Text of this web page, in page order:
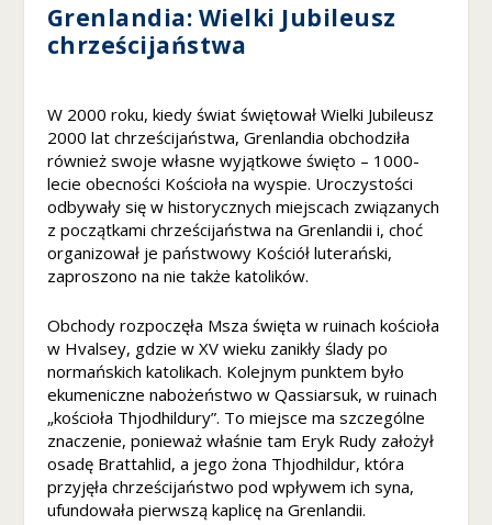
Grenlandia: Wielki Jubileusz
chrześcijaństwa
W 2000 roku, kiedy świat świętował Wielki Jubileusz
2000 lat chrześcijaństwa, Grenlandia obchodziła
również swoje własne wyjątkowe święto – 1000-
lecie obecności Kościoła na wyspie. Uroczystości
odbywały się w historycznych miejscach związanych
z początkami chrześcijaństwa na Grenlandii i, choć
organizował je państwowy Kościół luterański,
zaproszono na nie także katolików.
Obchody rozpoczęła Msza święta w ruinach kościoła
w Hvalsey, gdzie w XV wieku zanikły ślady po
normańskich katolikach. Kolejnym punktem było
ekumeniczne nabożeństwo w Qassiarsuk, w ruinach
„kościoła Thjodhildury”. To miejsce ma szczególne
znaczenie, ponieważ właśnie tam Eryk Rudy założył
osadę Brattahlid, a jego żona Thjodhildur, która
przyjęła chrześcijaństwo pod wpływem ich syna,
ufundowała pierwszą kaplicę na Grenlandii.
ni
z
e
o
n
y
in
te
n
et
o
w
ej
.
M